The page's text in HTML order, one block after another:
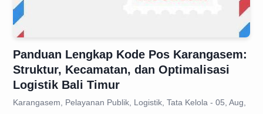
Panduan Lengkap Kode Pos Karangasem:
Struktur, Kecamatan, dan Optimalisasi
Logistik Bali Timur
Karangasem, Pelayanan Publik, Logistik, Tata Kelola - 05, Aug,